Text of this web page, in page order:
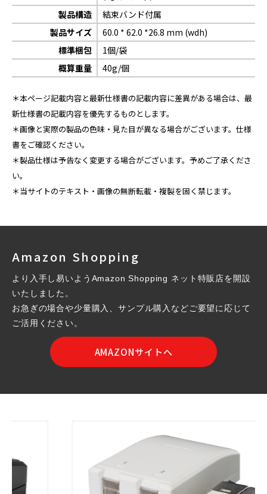
製品構造
結束バンド付属
製品サイズ
60.0 * 62.0 *26.8 mm (wdh)
標準梱包
1個/袋
概算重量
40g/個
＊本ページ記載内容と最新仕様書の記載内容に差異がある場合は、最
新仕様書の記載内容を優先するものとします。
＊画像と実際の製品の色味・見た目が異なる場合がございます。仕様
書をご確認ください。
＊製品仕様は予告なく変更する場合がございます。予めご了承くださ
い。
＊当サイトのテキスト・画像の無断転載・複製を固く禁じます。
Amazon Shopping
より入手し易いようAmazon Shopping ネット特販店を開設
いたしました。
お急ぎの場合や少量購入、サンプル購入などご要望に応じて
ご活用ください。
AMAZONサイトへ